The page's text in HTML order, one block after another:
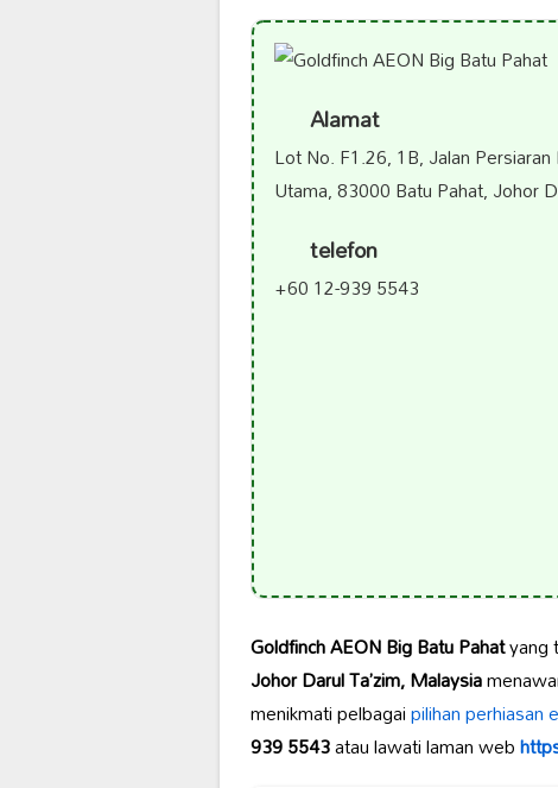
Alamat
Lot No. F1.26, 1B, Jalan
Utama, 83000 Batu Pahat, Johor
telefon
+60 12-939 5543
Goldfinch AEON Big Batu Pahatyang
Johor Darul Ta’zim, Malaysia
menikmati pelbagaipilihan perhiasan
939 5543atau lawati laman web